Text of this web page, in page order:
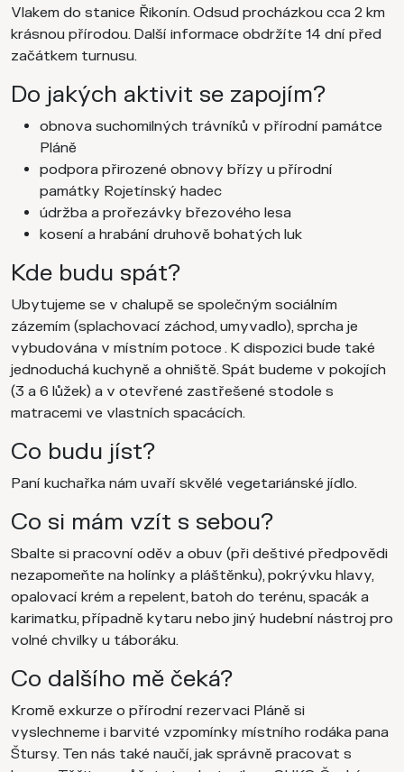
Vlakem do stanice Řikonín. Odsud procházkou cca 2 km
krásnou přírodou. Další informace obdržíte 14 dní před
začátkem turnusu.
Do jakých aktivit se zapojím?
obnova suchomilných trávníků v přírodní památce
Pláně
podpora přirozené obnovy břízy u přírodní
památky Rojetínský hadec
údržba a prořezávky březového lesa
kosení a hrabání druhově bohatých luk
Kde budu spát?
Ubytujeme se v chalupě se společným sociálním
zázemím (splachovací záchod, umyvadlo), sprcha je
vybudována v místním potoce . K dispozici bude také
jednoduchá kuchyně a ohniště. Spát budeme v pokojích
(3 a 6 lůžek) a v otevřené zastřešené stodole s
matracemi ve vlastních spacácích.
Co budu jíst?
Paní kuchařka nám uvaří skvělé vegetariánské jídlo.
Co si mám vzít s sebou?
Sbalte si pracovní oděv a obuv (při deštivé předpovědi
nezapomeňte na holínky a pláštěnku), pokrývku hlavy,
opalovací krém a repelent, batoh do terénu, spacák a
karimatku, případně kytaru nebo jiný hudební nástroj pro
volné chvilky u táboráku.
Co dalšího mě čeká?
Kromě exkurze o přírodní rezervaci Pláně si
vyslechneme i barvité vzpomínky místního rodáka pana
Štursy. Ten nás také naučí, jak správně pracovat s